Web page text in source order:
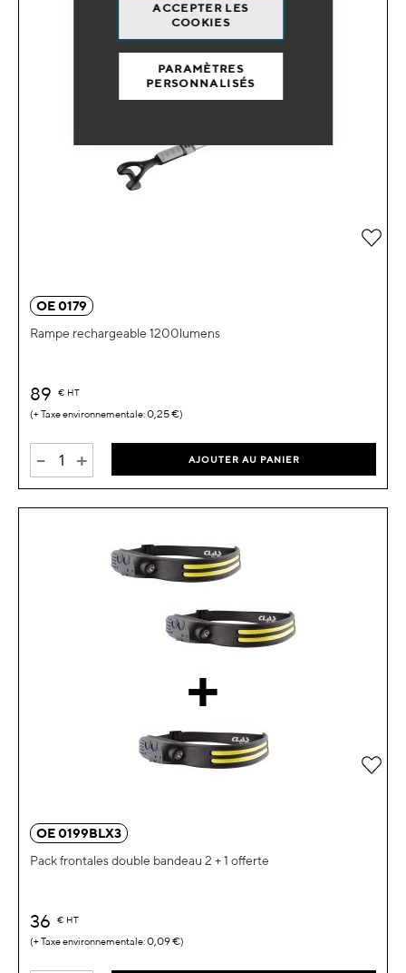
ACCEPTER LES
COOKIES
PARAMÈTRES
PERSONNALISÉS
OE 0179
Rampe rechargeable 1200lumens
89 € HT
0,25 €
- + AJOUTER AU PANIER
OE 0199BLX3
Pack frontales double bandeau 2 + 1 offerte
36 € HT
0,09 €